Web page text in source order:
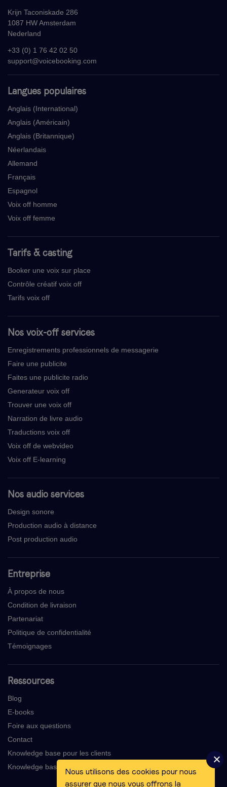
Langues populaires
Anglais (International)
Anglais (Américain)
Anglais (Britannique)
Néerlandais
Allemand
Français
Espagnol
Voix off homme
Voix off femme
Tarifs & casting
Booker une voix sur place
Contrôle créatif voix off
Tarifs voix off
Nos voix-off services
Enregistrements professionnels de messagerie
Faire une publicite
Faites une publicite radio
Generateur voix off
Trouver une voix off
Narration de livre audio
Traductions voix off
Voix off de webvideo
Voix off E-learning
Nos audio services
Design sonore
Production audio à distance
Post production audio
Entreprise
À propos de nous
Condition de livraison
Partenariat
Politique de confidentialité
Témoignages
Ressources
Blog
E-books
Foire aux questions
Contact
Knowledge base pour les clients
Knowledge base pour les voix-off
Krijn Taconiskade 286
1087 HW Amsterdam
Nederland
+33 (0) 1 76 42 02 50
support@voicebooking.com
Nous utilisons des cookies pour nous
assurer que nous vous offrons la